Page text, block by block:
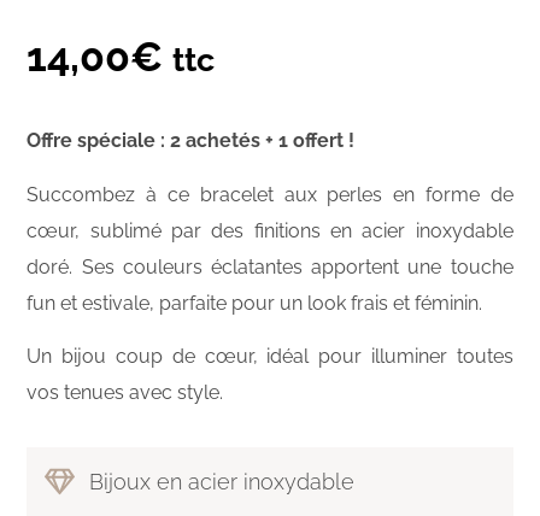
14,00€ ttc
Offre spéciale : 2 achetés + 1 offert !
Succombez à ce bracelet aux perles en forme de
cœur, sublimé par des finitions en acier inoxydable
doré. Ses couleurs éclatantes apportent une touche
fun et estivale, parfaite pour un look frais et féminin.
Un bijou coup de cœur, idéal pour illuminer toutes
vos tenues avec style.
Bijoux en acier inoxydable